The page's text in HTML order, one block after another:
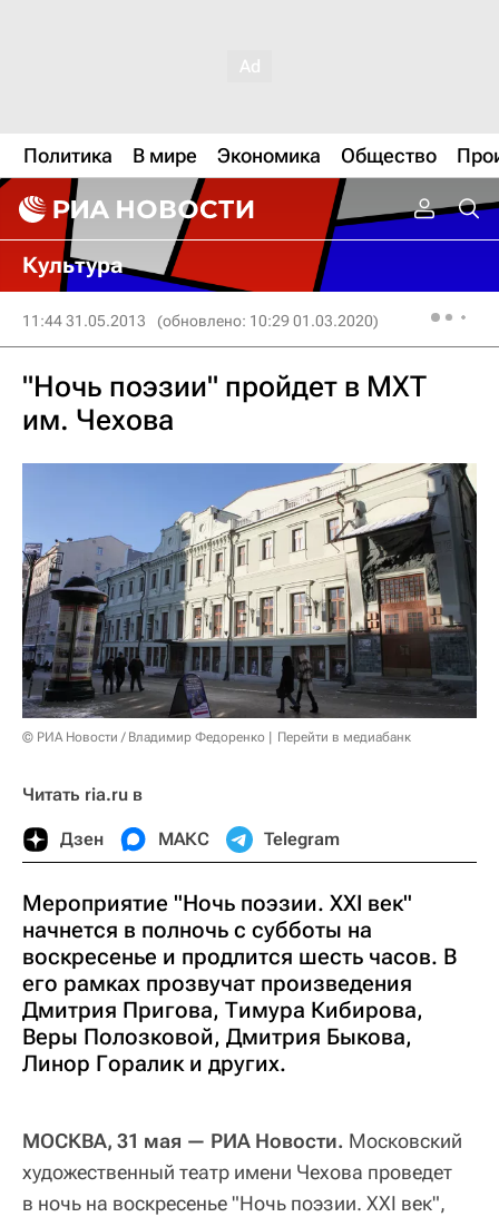
Политика В мире Экономика Общество
Культура
11:44 31.05.2013 (обновлено: 10:29 01.03.2020)
"Ночь поэзии" пройдет в МХТ
им. Чехова
© РИА Новости / Владимир Федоренко Перейти в медиабанк
Читать ria.ru в
Дзен МАКС Telegram
Мероприятие "Ночь поэзии. ХХI век"
начнется в полночь с субботы на
воскресенье и продлится шесть часов. В
его рамках прозвучат произведения
Дмитрия Пригова, Тимура Кибирова,
Веры Полозковой, Дмитрия Быкова,
Линор Горалик и других.
МОСКВА, 31 мая — РИА Новости. Московский
художественный театр имени Чехова проведет
в ночь на воскресенье "Ночь поэзии. ХХI век",